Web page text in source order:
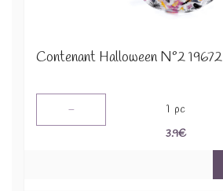
Contenant Halloween N°2 19672
- 1 pc
3.9€